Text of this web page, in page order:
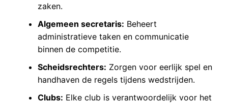
zaken.
Algemeen secretaris: Beheert
administratieve taken en communicatie
binnen de competitie.
Scheidsrechters: Zorgen voor eerlijk spel en
handhaven de regels tijdens wedstrijden.
Clubs: Elke club is verantwoordelijk voor het